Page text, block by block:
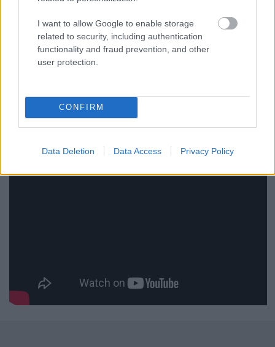
I want to allow Google to enable storage
related to security, including authentication
functionality and fraud prevention, and other
user protection.
CONFIRM
Data Deletion Data Access Privacy Policy
a lemezt felvezetőSparks: